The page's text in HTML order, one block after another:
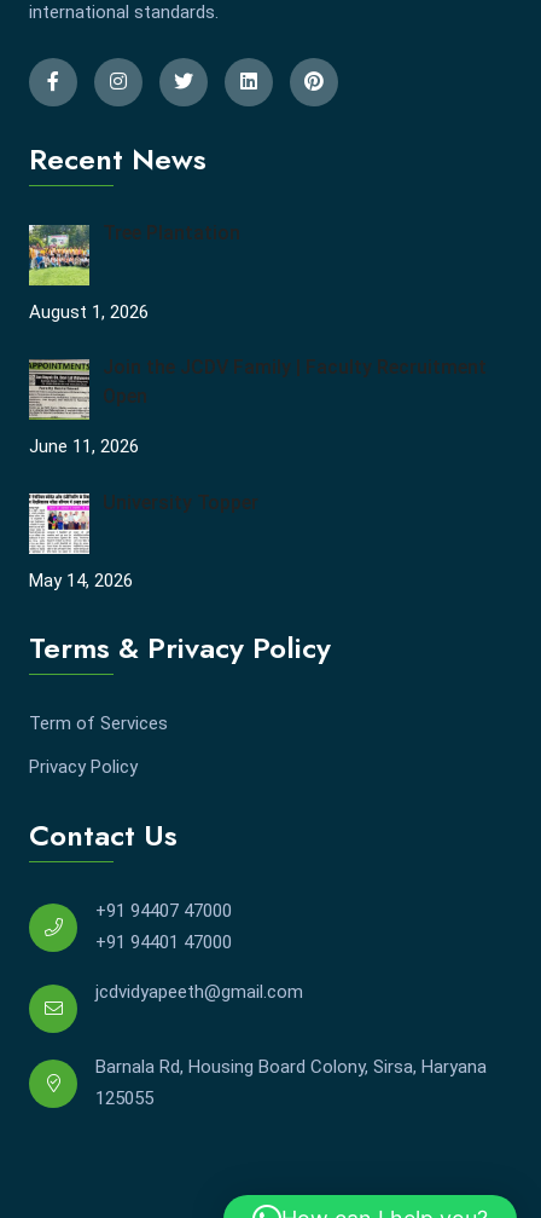
international standards.
Recent News
Tree Plantation
August 1, 2026
Join the JCDV Family | Faculty Recruitment
Open
June 11, 2026
University Topper
May 14, 2026
Terms & Privacy Policy
Term of Services
Privacy Policy
Contact Us
+91 94407 47000
+91 94401 47000
jcdvidyapeeth@gmail.com
Barnala Rd, Housing Board Colony, Sirsa, Haryana
125055